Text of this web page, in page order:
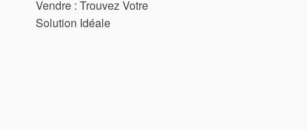
Vendre : Trouvez Votre
Solution Idéale